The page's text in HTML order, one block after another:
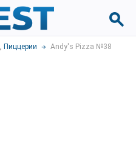
, Пиццерии Andy's Pizza №38